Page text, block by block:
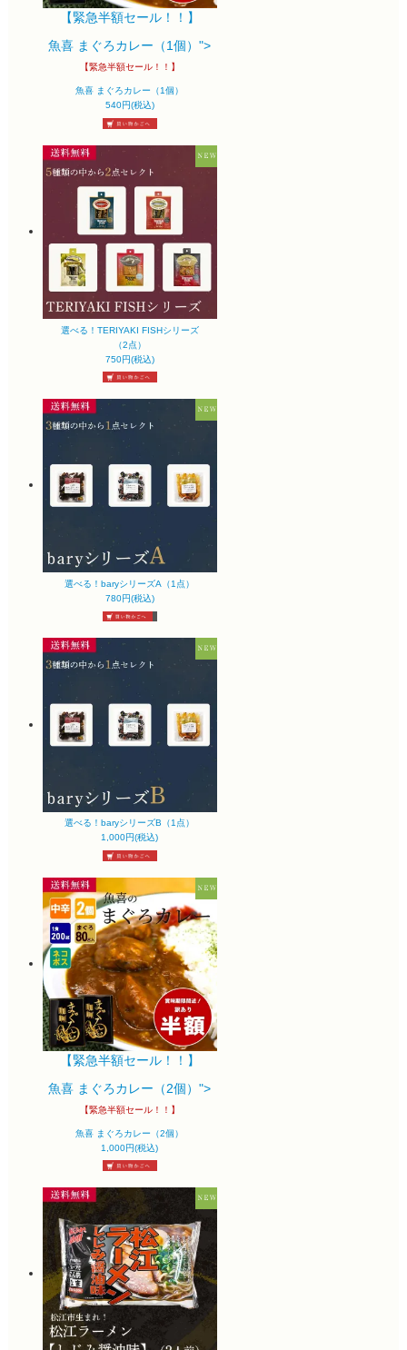
【緊急半額セール！！】
魚喜 まぐろカレー（1個）">
【緊急半額セール！！】
魚喜 まぐろカレー（1個）
540円(税込)
選べる！TERIYAKI FISHシリーズ
（2点）
750円(税込)
選べる！baryシリーズA（1点）
780円(税込)
選べる！baryシリーズB（1点）
1,000円(税込)
【緊急半額セール！！】
魚喜 まぐろカレー（2個）">
【緊急半額セール！！】
魚喜 まぐろカレー（2個）
1,000円(税込)